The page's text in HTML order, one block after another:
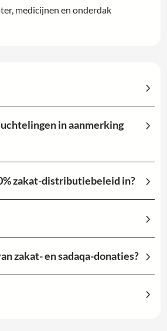
medicijnen en onderdak
in aanmerking
zakat-distributiebeleid in?
zakat- en sadaqa-donaties?